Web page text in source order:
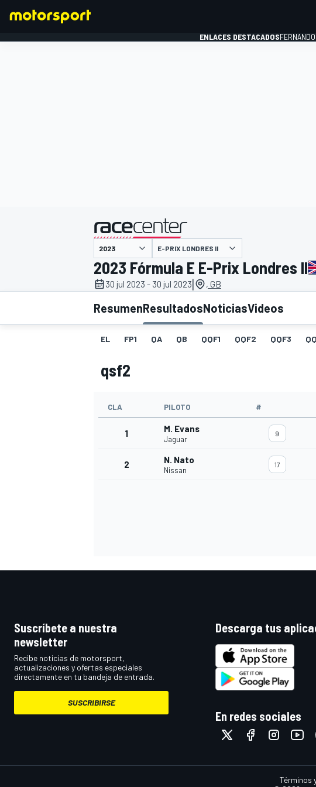
INDYCAR WRC
ENLACES DESTACADOS
presentado por
E-PRIX LONDRES II
2023 Fórmula E E-Prix Londres II
30 jul 2023 - 30 jul 2023| , GB
ResumenResultadosNoticiasVideos
EL FP1 QA QB QQF1 QQF2 QQF3
qsf2
CLA PILOTO #
1 M. Evans
Jaguar
9
2 N. Nato
Nissan
17
Suscríbete a nuestra
newsletter
Recibe noticias de motorsport,
actualizaciones y ofertas especiales
directamente en tu bandeja de entrada.
SUSCRIBIRSE
Descarga tus
En redes sociales
Términos